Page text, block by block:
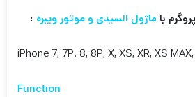
با ماژول السیدی و موتور ویبره :
iPhone 7, 7P. 8, 8P, X, XS, XR, XS
Function